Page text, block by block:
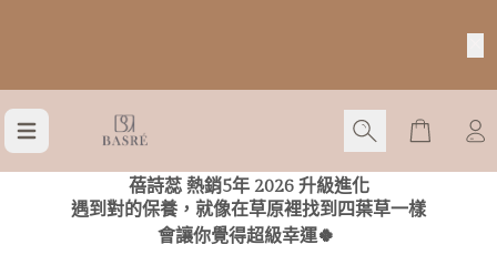
Cart
蓓詩蕊 熱銷5年 2026 升級進化
遇到對的保養，就像在草原裡找到四葉草一樣
會讓你覺得超級幸運🍀
敏感肌